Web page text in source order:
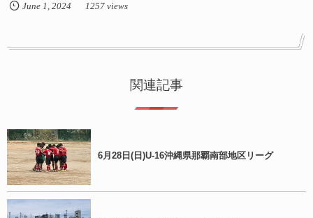
June 1 , 2024 1257 views
関連記事
6月28日(日)U-16沖縄県那覇南部地区リーグ